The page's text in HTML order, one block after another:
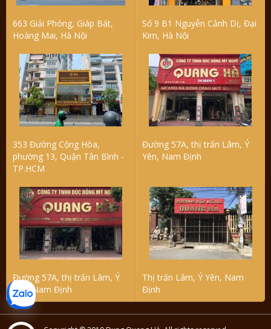
663 Giải Phóng, Giáp Bát,
Hoàng Mai, Hà Nội
Số 9 B1 Nguyễn Cảnh Dị, Đại
Kim, Hà Nội
353 Đường Cộng Hòa,
phường 13, Quận Tân Bình -
TP.HCM
Đường 57A, thị trấn Lâm, Ý
Yên, Nam Định
Đường 57A, thị trấn Lâm, Ý
Yên, Nam Định
Thị trấn Lâm, Ý Yên, Nam
Định